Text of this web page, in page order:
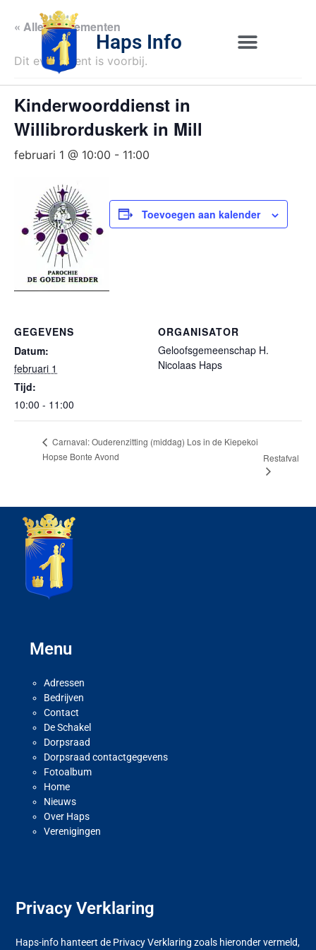
Haps Info
« Alle Evenementen
Dit evenement is voorbij.
Kinderwoorddienst in
Willibrorduskerk in Mill
februari 1 @ 10:00 - 11:00
Toevoegen aan kalender
GEGEVENS
Datum:
februari 1
Tijd:
10:00 - 11:00
ORGANISATOR
Geloofsgemeenschap H.
Nicolaas Haps
Carnaval: Ouderenzitting (middag) Los in de Kiepekoi
Hopse Bonte Avond
Restafval
Menu
Adressen
Bedrijven
Contact
De Schakel
Dorpsraad
Dorpsraad contactgegevens
Fotoalbum
Home
Nieuws
Over Haps
Verenigingen
Privacy Verklaring
Haps-info hanteert de Privacy Verklaring zoals hieronder vermeld,